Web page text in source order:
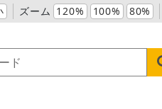
ズーム 120% 100% 80%